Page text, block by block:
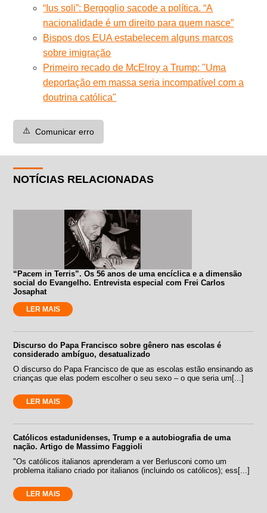
“Ius soli”: Bergoglio sacode a política. “A
nacionalidade é um direito para quem nasce”
Bispos dos EUA estabelecem alguns marcos
sobre imigração
Primeiro recado de McElroy a Trump: "Uma
deportação em massa seria incompatível com a
doutrina católica"
⚠️ Comunicar erro
NOTÍCIAS RELACIONADAS
“Pacem in Terris”. Os 56 anos de uma encíclica e a dimensão
social do Evangelho. Entrevista especial com Frei Carlos
Josaphat
LER MAIS
Discurso do Papa Francisco sobre gênero nas escolas é
considerado ambíguo, desatualizado
O discurso do Papa Francisco de que as escolas estão ensinando as
crianças que elas podem escolher o seu sexo – o que seria um[...]
LER MAIS
Católicos estadunidenses, Trump e a autobiografia de uma
nação. Artigo de Massimo Faggioli
"Os católicos italianos aprenderam a ver Berlusconi como um
problema italiano criado por italianos (incluindo os católicos); ess[...]
LER MAIS